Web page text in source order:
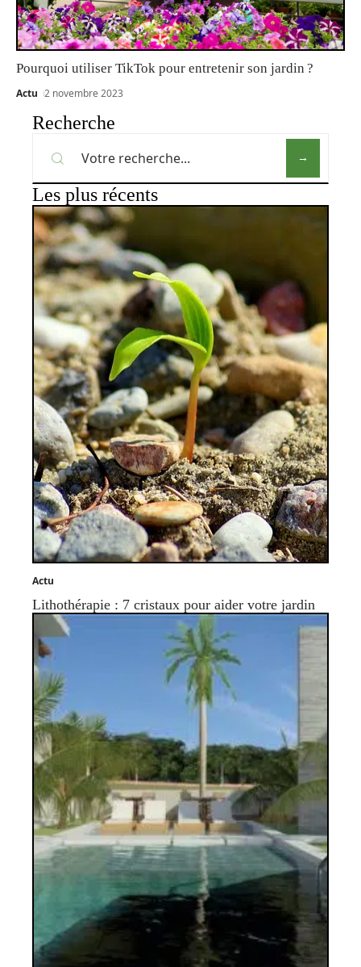
Pourquoi utiliser TikTok pour entretenir son jardin ?
Actu 2 novembre 2023
Recherche
Les plus récents
Actu
Lithothérapie : 7 cristaux pour aider votre jardin